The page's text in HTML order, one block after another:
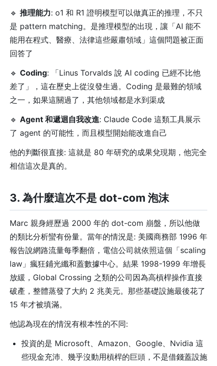
🔹 推理能力: o1 和 R1 證明模型可以做真正的推理，不只
是 pattern matching。是推理模型的出現，讓「AI 能不
能用在程式、醫療、法律這些嚴肅領域」這個問題被正面
回答了
🔹 Coding: 「Linus Torvalds 說 AI coding 已經不比他
差了」，這在歷史上從沒發生過。Coding 是最難的領域
之一，如果這關過了，其他領域都是水到渠成
🔹 Agent 和遞迴自我改進: Claude Code 這類工具展示
了 agent 的可能性，而且模型開始能改進自己
他的判斷很直接: 這就是 80 年研究的成果兌現期，他完全
相信這次是真的。
3. 為什麼這次不是 dot-com 泡沫
Marc 親身經歷過 2000 年的 dot-com 崩盤，所以他做
的類比分析蠻有份量。當年的情況是: 美國商務部 1996 年
報告說網路流量每季翻倍，電信公司就依照這個「scaling
law」瘋狂鋪光纖和蓋數據中心。結果 1998-1999 年增長
放緩，Global Crossing 之類的公司因為高槓桿操作直接
破產，整體蒸發了大約 2 兆美元。那些基礎設施最後花了
15 年才被填滿。
他認為現在的情況有根本性的不同:
投資的是 Microsoft、Amazon、Google、Nvidia 這
些現金充沛、幾乎沒動用槓桿的巨頭，不是借錢蓋設施